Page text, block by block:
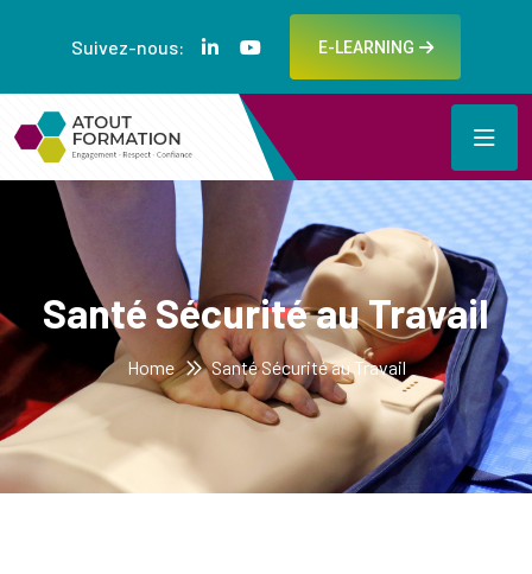
Suivez-nous: E-LEARNING
Santé Sécurité au Travail
Home Santé Sécurité au Travail